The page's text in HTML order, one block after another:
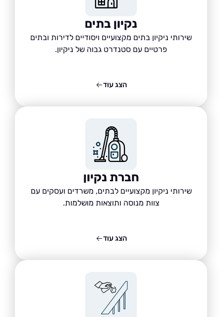
נקיון בתים
שירותי ניקיון בתים מקצועיים ויסודיים לדירות ובתים
פרטיים עם סטנדרט גבוה של ניקיון.
חברת נקיון
שירותי ניקיון מקצועיים לבתים, משרדים ועסקים עם
צוות מנוסה ותוצאות מושלמות.